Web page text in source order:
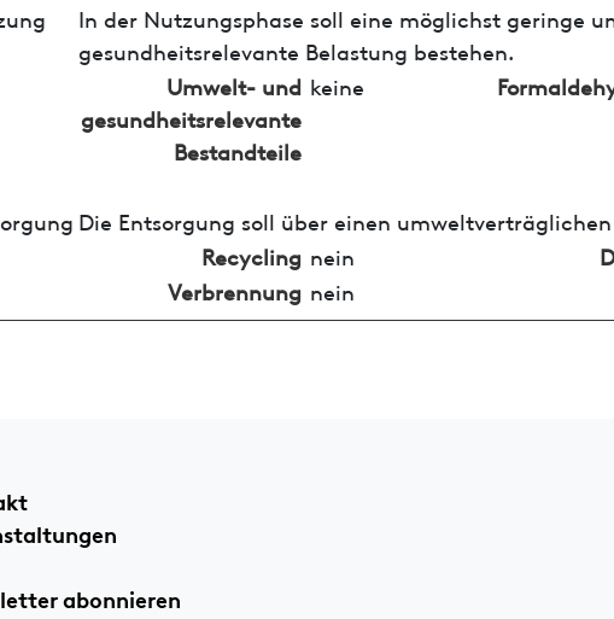
In der Nutzungsphase soll eine möglichst geringe
gesundheitsrelevante Belastung bestehen.
Umwelt- und
gesundheitsrelevante
Bestandteile
keine
Die Entsorgung soll über einen
Recycling nein
Verbrennung nein
abonnieren